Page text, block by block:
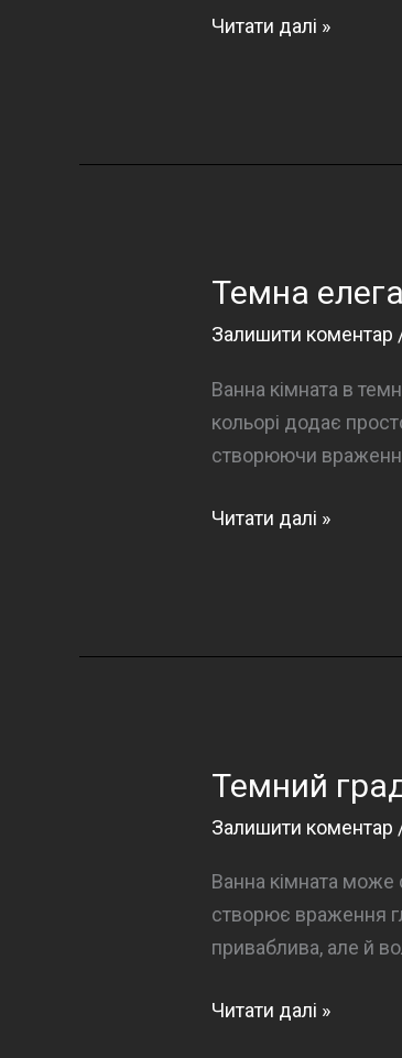
Темна
Читати далі »
Темна
Залишити коментар
Ванна кімната в
кольорі додає
створюючи
Темна
Читати далі »
Темний
Залишити коментар
Ванна кімната може
створює враження
приваблива, але й
Темний
Читати далі »